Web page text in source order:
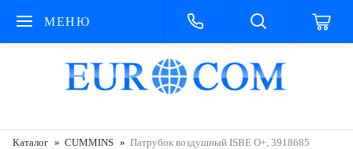
МЕНЮ
Каталог CUMMINS Патрубок воздушный ISBE О+, 3918685